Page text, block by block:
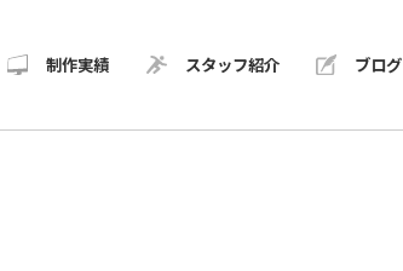
制作実績 スタッフ紹介 ブログ